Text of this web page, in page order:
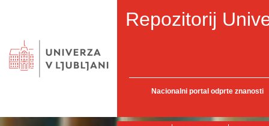
Repozitorij
Nacionalni portal odprte znanosti